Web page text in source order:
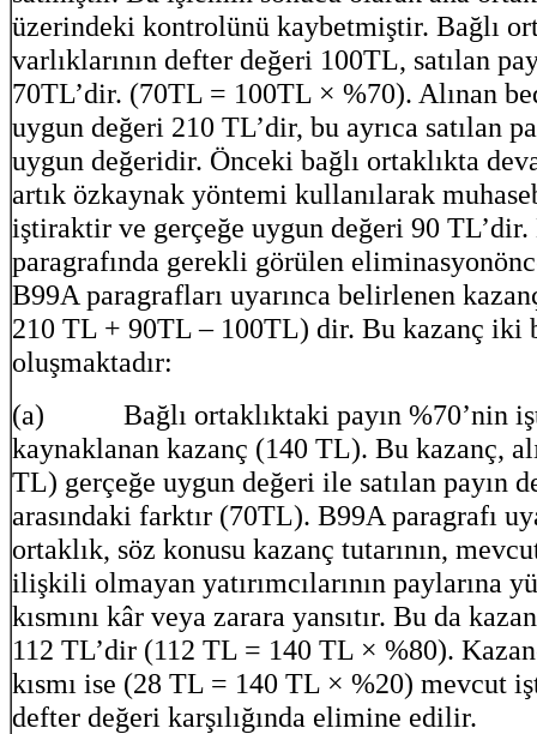
üzerindeki kontrolünü kaybetmiştir. Bağlı
varlıklarının defter değeri 100TL, satılan
70TL’dir. (70TL = 100TL × %70). Alınan
uygun değeri 210 TL’dir, bu ayrıca satılan
uygun değeridir. Önceki bağlı ortaklıkta
artık özkaynak yöntemi kullanılarak
iştiraktir ve gerçeğe uygun değeri 90
paragrafında gerekli görülen
B99A paragrafları uyarınca belirlenen
210 TL + 90TL – 100TL) dir. Bu kazanç iki
oluşmaktadır:
(a) Bağlı ortaklıktaki payın %70’nin
kaynaklanan kazanç (140 TL). Bu kazanç,
TL) gerçeğe uygun değeri ile satılan payın
arasındaki farktır (70TL). B99A paragrafı
ortaklık, söz konusu kazanç tutarının,
ilişkili olmayan yatırımcılarının paylarına
kısmını kâr veya zarara yansıtır. Bu da
112 TL’dir (112 TL = 140 TL × %80).
kısmı ise (28 TL = 140 TL × %20) mevcut
defter değeri karşılığında elimine edilir.